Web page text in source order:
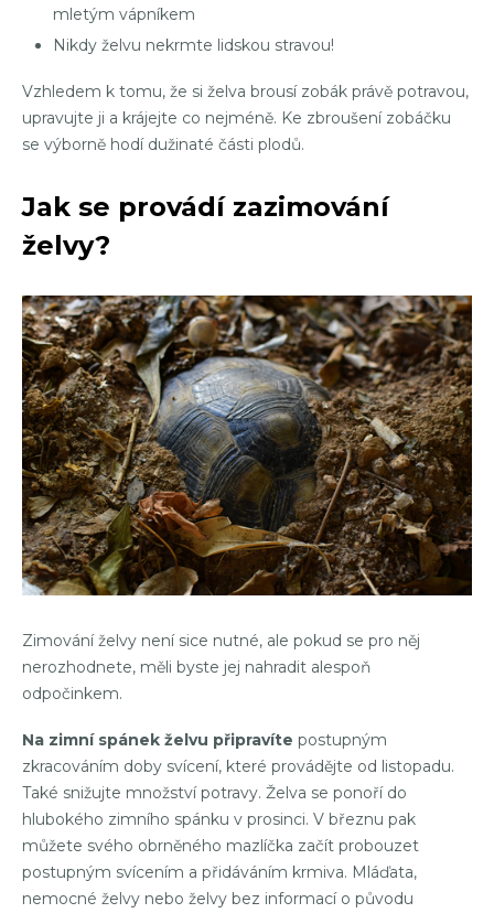
mletým vápníkem
Nikdy želvu nekrmte lidskou stravou!
Vzhledem k tomu, že si želva brousí zobák právě potravou,
upravujte ji a krájejte co nejméně. Ke zbroušení zobáčku
se výborně hodí dužinaté části plodů.
Jak se provádí zazimování
želvy?
Zimování želvy není sice nutné, ale pokud se pro něj
nerozhodnete, měli byste jej nahradit alespoň
odpočinkem.
Na zimní spánek želvu připravíte postupným
zkracováním doby svícení, které provádějte od listopadu.
Také snižujte množství potravy. Želva se ponoří do
hlubokého zimního spánku v prosinci. V březnu pak
můžete svého obrněného mazlíčka začít probouzet
postupným svícením a přidáváním krmiva. Mláďata,
nemocné želvy nebo želvy bez informací o původu